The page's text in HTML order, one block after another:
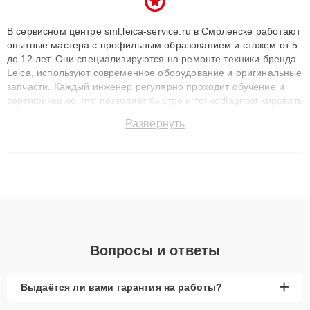
В сервисном центре sml.leica-service.ru в Смоленске работают
опытные мастера с профильным образованием и стажем от 5
до 12 лет. Они специализируются на ремонте техники бренда
Leica, используют современное оборудование и оригинальные
запчасти. Каждый инженер регулярно проходит обучение и
сертификацию, что позволяет быстро и точноdiagnostikировать
до 3 лет. Наши мастера решают сложные случаи: от замены
Развернуть
Вопросы и ответы
Выдаётся ли вами гарантия на работы? +